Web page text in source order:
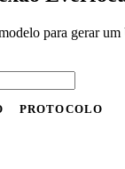
para gerar um
PROTOCOLO